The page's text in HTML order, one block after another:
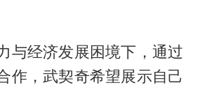
与经济发展困境下，通过
作，武契奇希望展示自己